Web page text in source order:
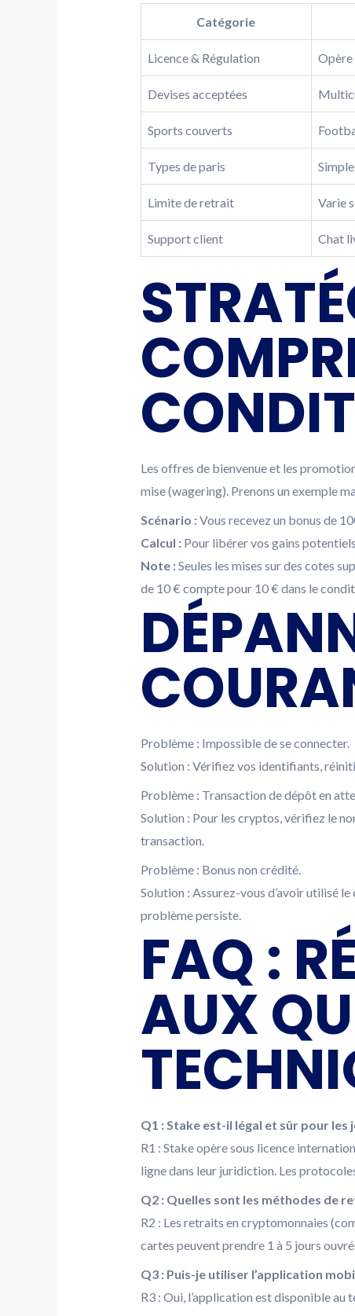
Catégorie
Licence & Régulation Opère
Devises acceptées
Sports couverts
Types de paris
Limite de retrait Varie
Support client Chat
Les offres de bienvenue et les
mise (wagering). Prenons un exemple
Scénario :Vous recevez un bonus de
Calcul :Pour libérer vos gains
Note :Seules les mises sur des cotes
de 10 € compte pour 10 € dans le
Problème : Impossible de se connecter.
Solution : Vérifiez vos identifiants,
Problème : Transaction de dépôt en
Solution : Pour les cryptos, vérifiez le
transaction.
Problème : Bonus non crédité.
Solution : Assurez-vous d’avoir utilisé
problème persiste.
FAQ :
AUX
Q1 : Stake est-il légal et sûr pour les
R1 : Stake opère sous licence
ligne dans leur juridiction. Les
Q2 : Quelles sont les méthodes de
R2 : Les retraits en cryptomonnaies
cartes peuvent prendre 1 à 5 jours
Q3 : Puis-je utiliser l’application
R3 : Oui, l’application est disponible